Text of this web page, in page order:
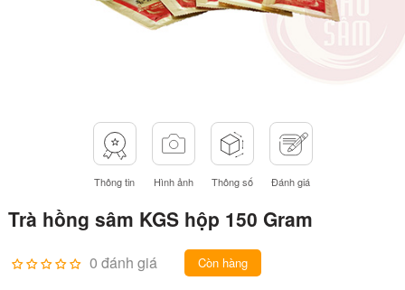
Thông tin Hình ảnh Thông số Đánh giá
Trà hồng sâm KGS hộp 150 Gram
0 đánh giá Còn hàng